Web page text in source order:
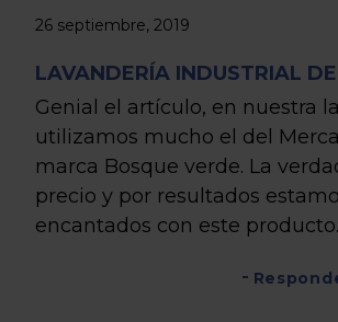
26 septiembre, 2019
LAVANDERÍA INDUSTRIAL
Genial el artículo, en nuestra
utilizamos mucho el del
marca Bosque verde. La
precio y por resultados
encantados con este producto.